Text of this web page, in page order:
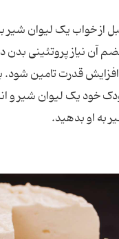
از خواب یک لیوان شیر
آن نیاز پروتئینی بدن
قدرت تامین شود.
خود یک لیوان شیر و
به او بدهید.